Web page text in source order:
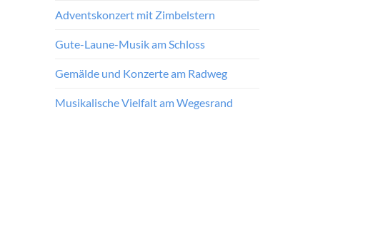
Adventskonzert mit Zimbelstern
Gute-Laune-Musik am Schloss
Gemälde und Konzerte am Radweg
Musikalische Vielfalt am Wegesrand